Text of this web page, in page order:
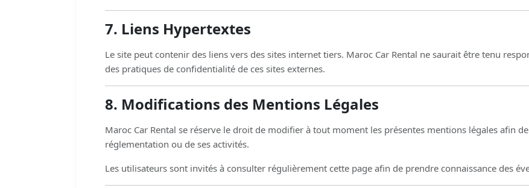
7. Liens Hypertextes
Le site peut contenir des liens vers des sites internet tiers. Maroc Car Rental ne saurait être tenu
des pratiques de confidentialité de ces sites externes.
8. Modifications des Mentions Légales
Maroc Car Rental se réserve le droit de modifier à tout moment les présentes mentions légales afin
réglementation ou de ses activités.
Les utilisateurs sont invités à consulter régulièrement cette page afin de prendre connaissance des